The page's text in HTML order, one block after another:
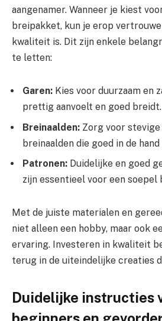
aangenamer. Wanneer je kiest
breipakket, kun je erop
kwaliteit is. Dit zijn enkele
te letten:
Garen: Kies voor duurzaam en
prettig aanvoelt en goed breidt.
Breinaalden: Zorg voor
breinaalden die goed in de
Patronen: Duidelijke en goed
zijn essentieel voor een soepel
Met de juiste materialen en
niet alleen een hobby, maar ook
ervaring. Investeren in kwaliteit
terug in de uiteindelijke creaties
Duidelijke instructies